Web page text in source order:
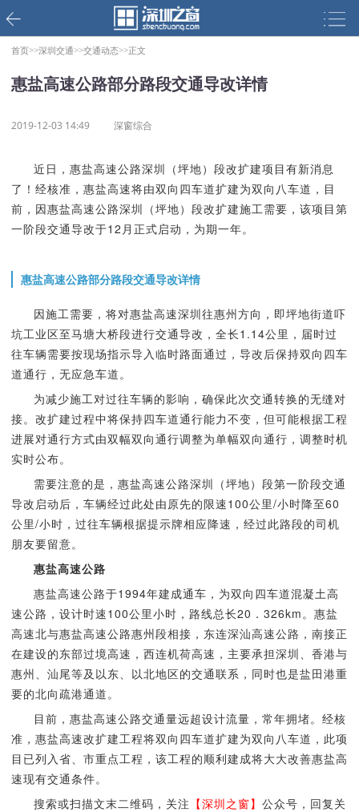
首页>>深圳交通>>交通动态>>正文
惠盐高速公路部分路段交通导改详情
2019-12-03 14:49 深窗综合
近日，惠盐高速公路深圳（坪地）段改扩建项目有新消息
了！经核准，惠盐高速将由双向四车道扩建为双向八车道，目
前，因惠盐高速公路深圳（坪地）段改扩建施工需要，该项目第
一阶段交通导改于12月正式启动，为期一年。
惠盐高速公路部分路段交通导改详情
因施工需要，将对惠盐高速深圳往惠州方向，即坪地街道吓
坑工业区至马塘大桥段进行交通导改，全长1.14公里，届时过
往车辆需要按现场指示导入临时路面通过，导改后保持双向四车
道通行，无应急车道。
为减少施工对过往车辆的影响，确保此次交通转换的无缝对
接。改扩建过程中将保持四车道通行能力不变，但可能根据工程
进展对通行方式由双幅双向通行调整为单幅双向通行，调整时机
实时公布。
需要注意的是，惠盐高速公路深圳（坪地）段第一阶段交通
导改启动后，车辆经过此处由原先的限速100公里/小时降至60
公里/小时，过往车辆根据提示牌相应降速，经过此路段的司机
朋友要留意。
惠盐高速公路
惠盐高速公路于1994年建成通车，为双向四车道混凝土高
速公路，设计时速100公里小时，路线总长20．326km。惠盐
高速北与惠盐高速公路惠州段相接，东连深汕高速公路，南接正
在建设的东部过境高速，西连机荷高速，主要承担深圳、香港与
惠州、汕尾等及以东、以北地区的交通联系，同时也是盐田港重
要的北向疏港通道。
目前，惠盐高速公路交通量远超设计流量，常年拥堵。经核
准，惠盐高速改扩建工程将双向四车道扩建为双向八车道，此项
目已列入省、市重点工程，该工程的顺利建成将大大改善惠盐高
速现有交通条件。
搜索或扫描文末二维码，关注 【深圳之窗】 公众号，回复关